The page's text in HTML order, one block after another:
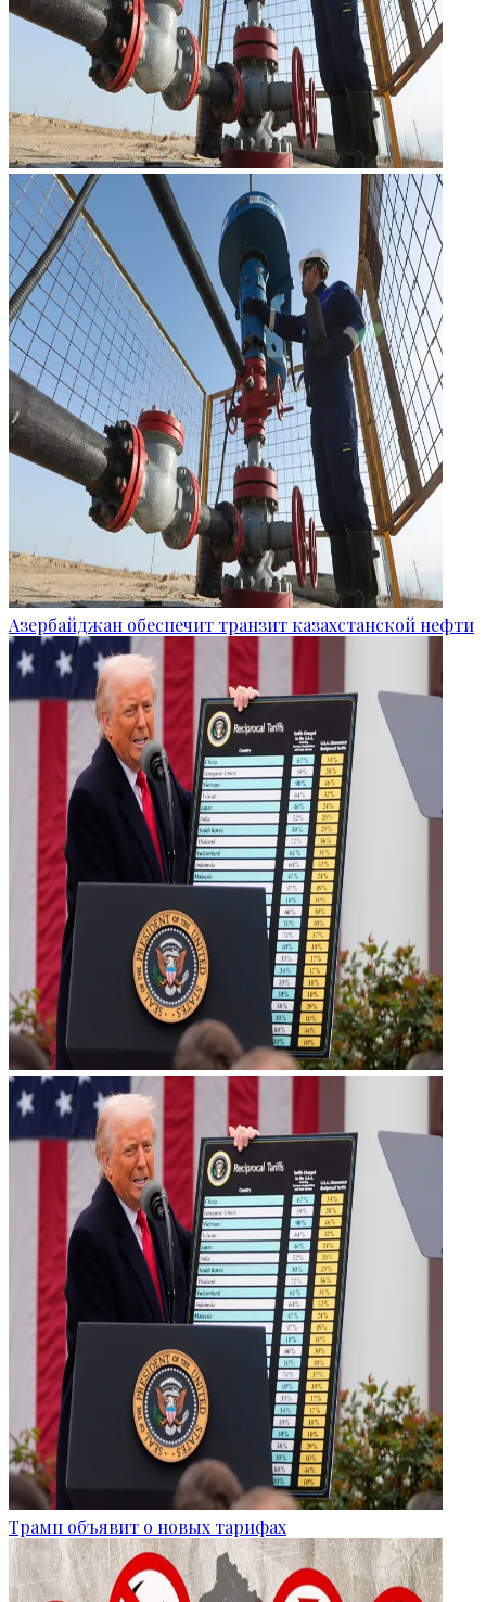
Азербайджан обеспечит транзит казахстанской нефти
Трамп объявит о новых тарифах